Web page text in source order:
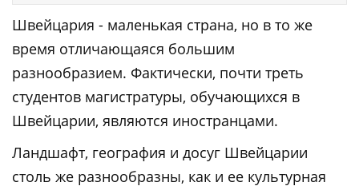
Швейцария - маленькая страна, но в то же
время отличающаяся большим
разнообразием. Фактически, почти треть
студентов магистратуры, обучающихся в
Швейцарии, являются иностранцами.
Ландшафт, география и досуг Швейцарии
столь же разнообразны, как и ее культурная